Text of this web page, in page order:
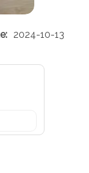
2024-10-13